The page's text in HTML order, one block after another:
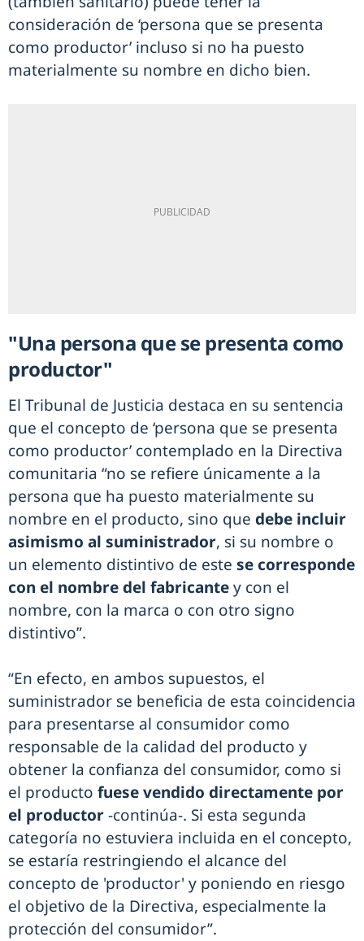
consideración de ‘persona que se presenta
como productor’ incluso si no ha puesto
materialmente su nombre en dicho bien.
"Una persona que se presenta como
productor"
El Tribunal de Justicia destaca en su sentencia
que el concepto de ‘persona que se presenta
como productor’ contemplado en la Directiva
comunitaria “no se refiere únicamente a la
persona que ha puesto materialmente su
nombre en el producto, sino que debe incluir
asimismo al suministrador, si su nombre o
un elemento distintivo de este se corresponde
con el nombre del fabricantey con el
nombre, con la marca o con otro signo
distintivo”.
“En efecto, en ambos supuestos, el
suministrador se beneficia de esta coincidencia
para presentarse al consumidor como
responsable de la calidad del producto y
obtener la confianza del consumidor, como si
el producto fuese vendido directamente por
el productor-continúa-. Si esta segunda
categoría no estuviera incluida en el concepto,
se estaría restringiendo el alcance del
concepto de 'productor' y poniendo en riesgo
el objetivo de la Directiva, especialmente la
protección del consumidor”.